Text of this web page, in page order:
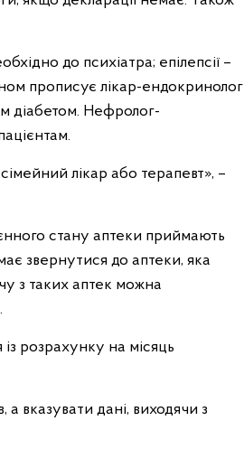
до психіатра; епілепсії –
прописує лікар-ендокринолог
діабетом. Нефролог-
лікар або терапевт», –
стану аптеки приймають
звернутися до аптеки, яка
з таких аптек можна
розрахунку на місяць
а вказувати дані, виходячи з